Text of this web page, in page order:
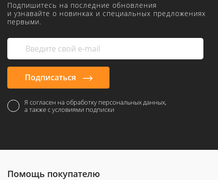
Подпишитесь на последние обновления
и узнавайте о новинках и специальных предложениях
первыми.
Подписаться
Я согласен на обработку персональных данных,
а также с условиями подписки
Помощь покупателю